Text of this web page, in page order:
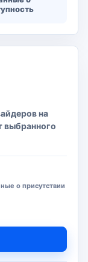
на
выбранного
о присутствии